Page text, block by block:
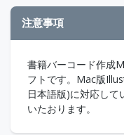
注意事項
書籍バーコード作成
フトです。Mac版
日本語版)に対応し
いたおります。